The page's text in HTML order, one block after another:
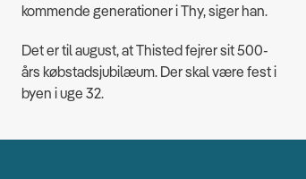
kommende generationer i Thy, siger han.
Det er til august, at Thisted fejrer sit 500-
års købstadsjubilæum. Der skal være fest i
byen i uge 32.